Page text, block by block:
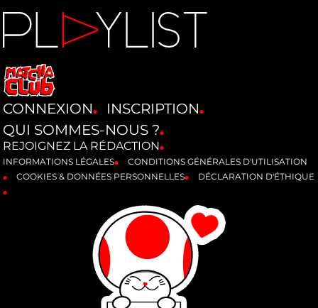
CONNEXION
INSCRIPTION
QUI SOMMES-NOUS ?
REJOIGNEZ LA RÉDACTION
INFORMATIONS LÉGALES
CONDITIONS GÉNÉRALES D'UTILISATION
COOKIES & DONNÉES PERSONNELLES
DÉCLARATION D'ÉTHIQUE